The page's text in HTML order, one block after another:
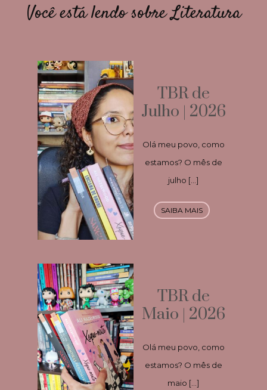
Você está lendo sobre Literatura
TBR de
Julho | 2026
Olá meu povo, como
estamos? O mês de
julho […]
SAIBA MAIS
TBR de
Maio | 2026
Olá meu povo, como
estamos? O mês de
maio […]